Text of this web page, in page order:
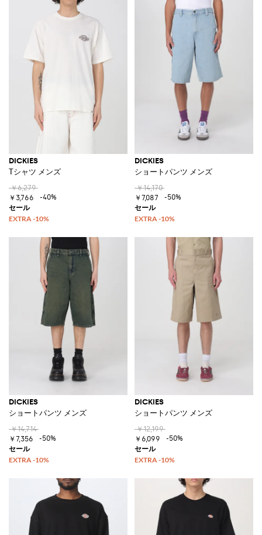
DICKIES
Tシャツ メンズ
￥6,279
￥3,766
-40%
DICKIES
ショートパンツ メンズ
￥14,170
￥7,087
-50%
DICKIES
ショートパンツ メンズ
￥14,714
￥7,356
-50%
DICKIES
ショートパンツ メンズ
￥12,199
￥6,099
-50%